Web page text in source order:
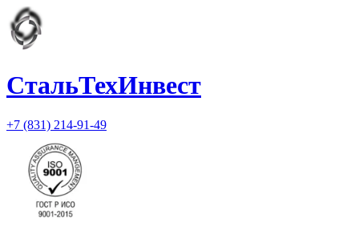
СтальТехИнвест
+7 (831) 214-91-49